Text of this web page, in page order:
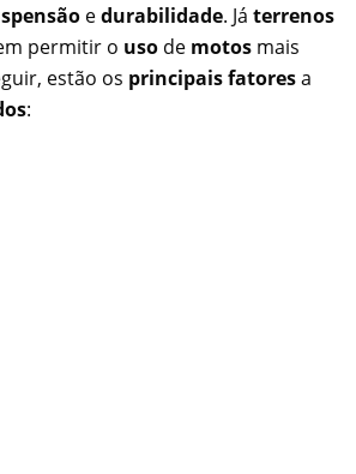
edurabilidade. Já terrenos
permitir o uso de motos mais
estão os principais fatoresa
: